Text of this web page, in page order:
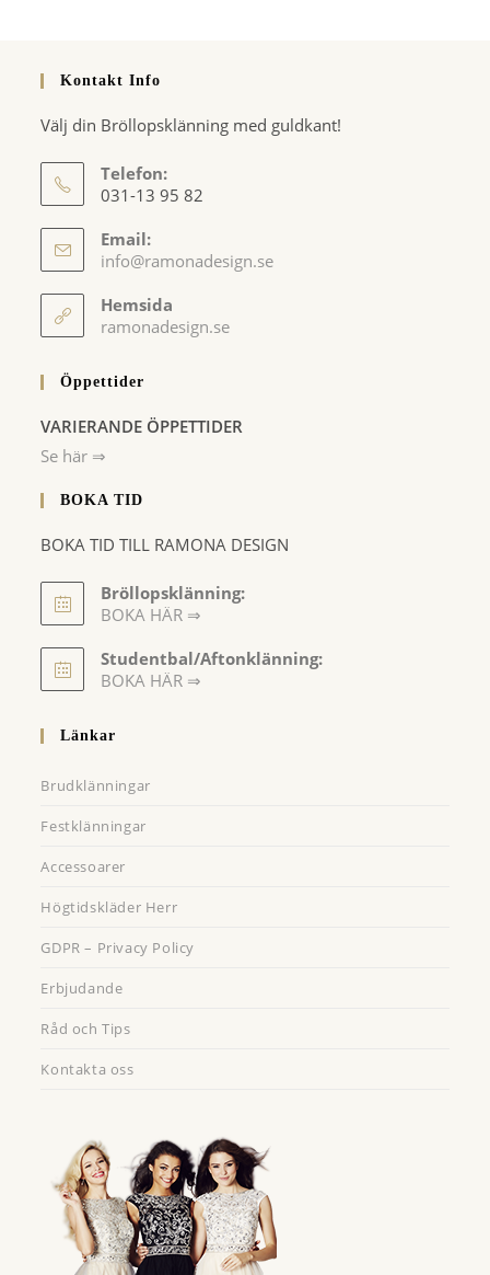
Kontakt Info
Välj din Bröllopsklänning med guldkant!
Telefon:
031-13 95 82
Email:
info@ramonadesign.seOpens
Hemsida
ramonadesign.se
Öppettider
VARIERANDE ÖPPETTIDER
Se här ⇒
BOKA TID
BOKA TID TILL RAMONA DESIGN
Bröllopsklänning:
BOKA HÄR ⇒
in
a
tab
Studentbal/Aftonklänning:
BOKA HÄR ⇒
Länkar
Brudklänningar
Festklänningar
Accessoarer
Högtidskläder Herr
GDPR – Privacy Policy
Erbjudande
Råd och Tips
Kontakta oss